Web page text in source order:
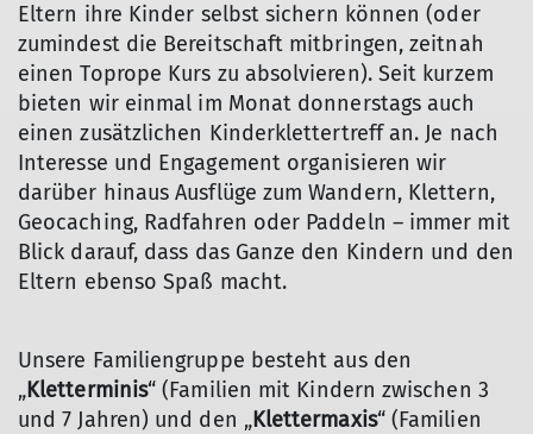
Eltern ihre Kinder selbst sichern können (oder
zumindest die Bereitschaft mitbringen, zeitnah
einen Toprope Kurs zu absolvieren). Seit kurzem
bieten wir einmal im Monat donnerstags auch
einen zusätzlichen Kinderklettertreff an. Je nach
Interesse und Engagement organisieren wir
darüber hinaus Ausflüge zum Wandern, Klettern,
Geocaching, Radfahren oder Paddeln – immer mit
Blick darauf, dass das Ganze den Kindern und den
Eltern ebenso Spaß macht.
Unsere Familiengruppe besteht aus den
„Kletterminis“ (Familien mit Kindern zwischen 3
und 7 Jahren) und den „Klettermaxis“ (Familien